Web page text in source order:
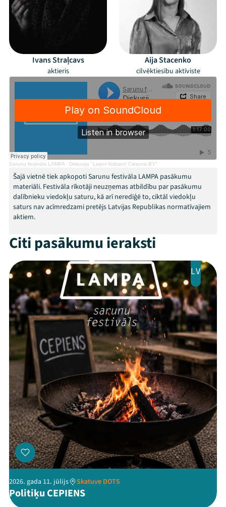
Mana programma
Festivāls
Programma
Viņi bija LAMPĀ 2026
Jaunumi
Ziedo
Veikals
Kontakti
ThreadsFacebookYoutube
X Instagram
Flick TikTok
Ivans Straļcavs
aktieris
Aija Stacenko
cilvēktiesību aktīviste
Sarunu festivāls LAMPA · Diskusija "Laipni lūdzam! Cietums.BY"
Šajā vietnē tiek apkopoti Sarunu festivāla LAMPA pasākumu
materiāli. Festivāla rīkotāji neuzņemas atbildību par pasākumu
dalībnieku viedokļu saturu, kā arī nerediģē to, ciktāl viedokļu
saturs nav acīmredzami pretējs Latvijas Republikas normatīvajiem
aktiem.
Citi pasākumu ieraksti
LV
2026. gada 11. jūlijs Skatuve DOTS
Politiķu CEPIENS